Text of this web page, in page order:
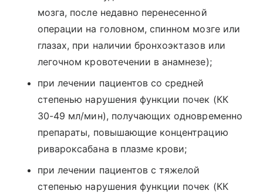
мозга, после недавно перенесенной
операции на головном, спинном мозге или
глазах, при наличии бронхоэктазов или
легочном кровотечении в анамнезе);
при лечении пациентов со средней
степенью нарушения функции почек (КК
30-49 мл/мин), получающих одновременно
препараты, повышающие концентрацию
ривароксабана в плазме крови;
при лечении пациентов с тяжелой
степенью нарушения функции почек (КК